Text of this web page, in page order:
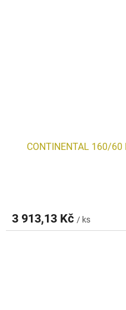
CONTINENTAL 160/
3 913,13 Kč / ks